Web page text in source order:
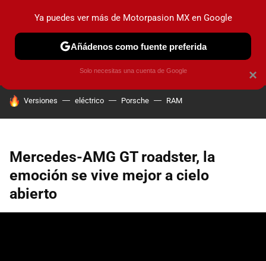
PRUEBAS INDUSTRIA HOY NO CIRCULA
HOY SE HABLA DE
Versiones eléctrico Porsche RAM
Mercedes-AMG GT roadster, la
emoción se vive mejor a cielo
abierto
×
Ya puedes ver más de Motorpasion MX en Google
Añádenos como fuente preferida
Solo necesitas una cuenta de Google